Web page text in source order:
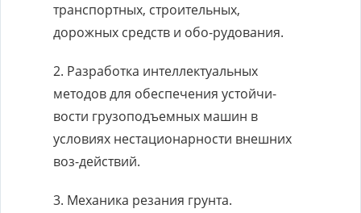
транспортных, строительных,
дорожных средств и обо-рудования.
2. Разработка интеллектуальных
методов для обеспечения устойчи-
вости грузоподъемных машин в
условиях нестационарности внешних
воз-действий.
3. Механика резания грунта.